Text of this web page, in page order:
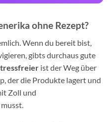
ohne Rezept?
Wenn du bereit bist,
gibts durchaus gute
ist der Weg über
der die Produkte lagert und
Zoll und